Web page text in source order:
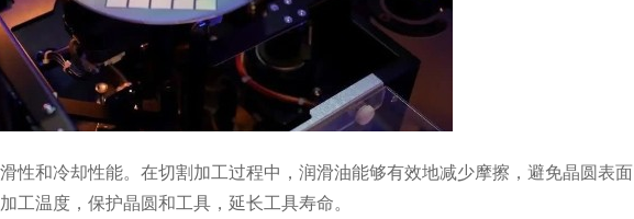
性和冷却性能。在切割加工过程中，润滑油能够有效地减少摩擦，避免晶圆表面
温度，保护晶圆和工具，延长工具寿命。